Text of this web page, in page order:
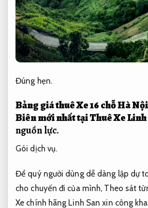
Đúng hẹn.
Bảng giá thuê Xe 16 chỗ Hà
Biên mới nhất tại Thuê Xe Linh
nguồn lực.
Gói dịch vụ.
Để quý người dùng dễ dàng lập dự
cho chuyến đi của mình, Theo sát
Xe chính hãng Linh San xin công